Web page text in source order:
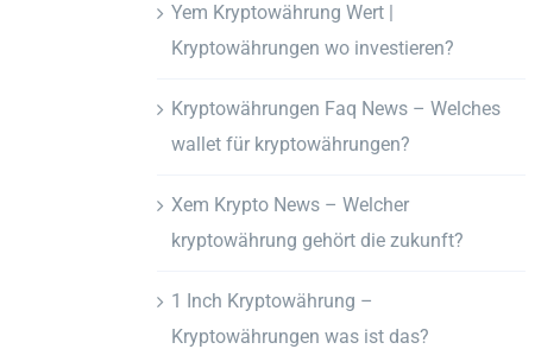
Yem Kryptowährung Wert |
Kryptowährungen wo investieren?
Kryptowährungen Faq News – Welches
wallet für kryptowährungen?
Xem Krypto News – Welcher
kryptowährung gehört die zukunft?
1 Inch Kryptowährung –
Kryptowährungen was ist das?